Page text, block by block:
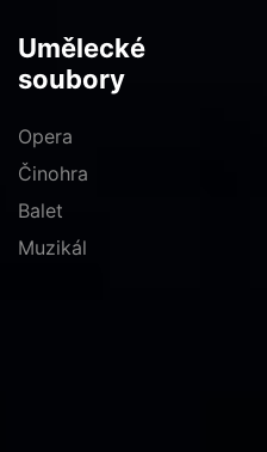
Umělecké
soubory
Opera
Činohra
Balet
Muzikál